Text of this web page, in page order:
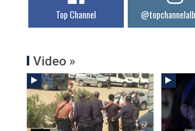
Top Channel
Video »